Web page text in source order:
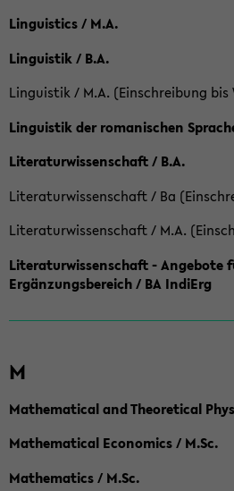
Linguistics / M.A.
Linguistik / B.A.
Linguistik / M.A. (Einschreibung bis
Linguistik der romanischen
Literaturwissenschaft / B.A.
Literaturwissenschaft / Ba
Literaturwissenschaft / M.A.
Literaturwissenschaft - Angebote
Ergänzungsbereich / BA IndiErg
M
Mathematical and Theoretical
Mathematical Economics / M.Sc.
Mathematics / M.Sc.